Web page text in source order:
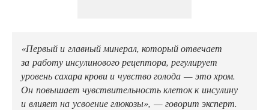
«Первый и главный минерал, который отвечает
за работу инсулинового рецептора, регулирует
уровень сахара крови и чувство голода — это хром.
Он повышает чувствительность клеток к инсулину
и влияет на усвоение глюкозы», — говорит эксперт.